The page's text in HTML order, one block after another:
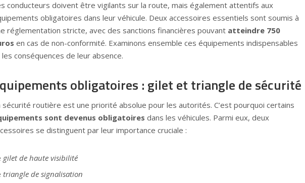
conducteurs doivent être vigilants sur la route, mais également attentifs aux
obligatoires dans leur véhicule. Deux accessoires essentiels sont soumis à
réglementation stricte, avec des sanctions financières pouvant atteindre 750
en cas de non-conformité. Examinons ensemble ces équipements indispensables
conséquences de leur absence.
obligatoires : gilet et triangle de sécurité
sécurité routière est une priorité absolue pour les autorités. C’est pourquoi certains
sont devenus obligatoires dans les véhicules. Parmi eux, deux
se distinguent par leur importance cruciale :
gilet de haute visibilité
triangle de signalisation